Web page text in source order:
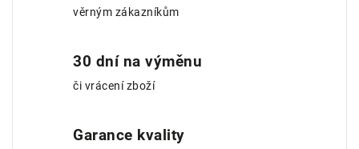
věrným zákazníkům
30 dní na výměnu
či vrácení zboží
Garance kvality